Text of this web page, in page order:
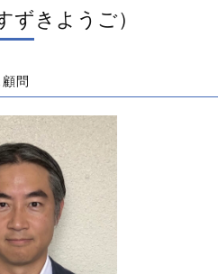
ずきようご）
問